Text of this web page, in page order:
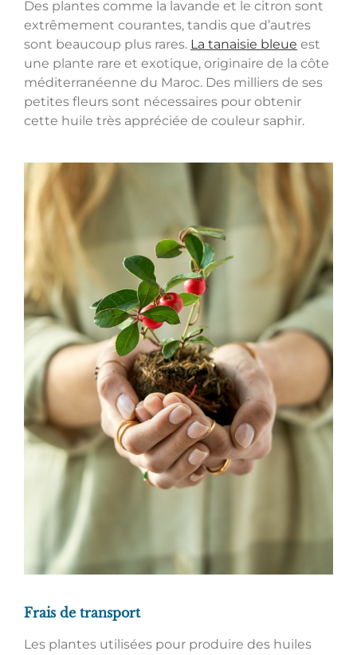
Des plantes comme la lavande et le citron sont
extrêmement courantes, tandis que d’autres
sont beaucoup plus rares. La tanaisie bleue est
une plante rare et exotique, originaire de la côte
méditerranéenne du Maroc. Des milliers de ses
petites fleurs sont nécessaires pour obtenir
cette huile très appréciée de couleur saphir.
Frais de transport
Les plantes utilisées pour produire des huiles